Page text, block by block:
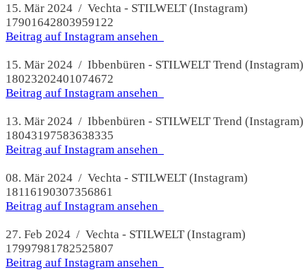
15. Mär 2024 / Vechta - STILWELT (Instagram)
17901642803959122
Beitrag auf Instagram ansehen
15. Mär 2024 / Ibbenbüren - STILWELT Trend (Instagram)
18023202401074672
Beitrag auf Instagram ansehen
13. Mär 2024 / Ibbenbüren - STILWELT Trend (Instagram)
18043197583638335
Beitrag auf Instagram ansehen
08. Mär 2024 / Vechta - STILWELT (Instagram)
18116190307356861
Beitrag auf Instagram ansehen
27. Feb 2024 / Vechta - STILWELT (Instagram)
17997981782525807
Beitrag auf Instagram ansehen